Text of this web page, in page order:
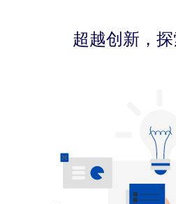
超越创新，探